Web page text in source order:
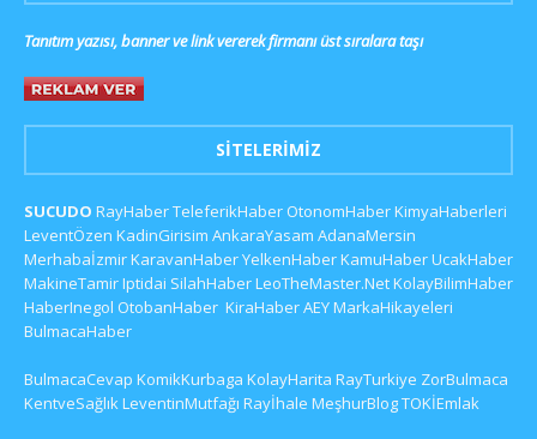
Tanıtım yazısı, banner ve link vererek firmanı üst sıralara taşı
SITELERIMIZ
SUCUDO RayHaberTeleferikHaber OtonomHaberKimyaHaberleri
LeventÖzen KadinGirisim AnkaraYasam AdanaMersin
MerhabaİzmirKaravanHaberYelkenHaberKamuHaberUcakHaber
MakineTamirIptidai SilahHaberLeoTheMaster.NetKolayBilimHaber
HaberInegol OtobanHaber KiraHaberAEYMarkaHikayeleri
BulmacaHaber
BulmacaCevap KomikKurbaga KolayHarita RayTurkiye ZorBulmaca
KentveSağlıkLeventinMutfağı Rayİhale MeşhurBlogTOKİEmlak